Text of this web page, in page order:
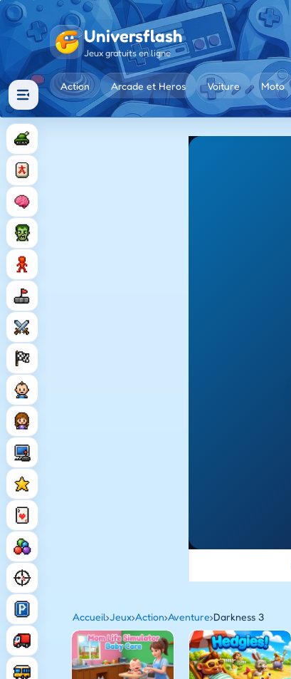
Universflash
Jeux gratuits en ligne
Action Arcade et Heros Voiture Moto
Accueil›Jeux›Action›Aventure›Darkness 3